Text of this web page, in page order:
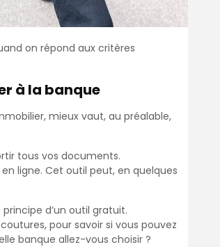
on répond aux critères
à la banque
mieux vaut, au préalable,
tous vos documents.
ligne. Cet outil peut, en quelques
d’un outil gratuit.
pour savoir si vous pouvez
banque allez-vous choisir ?